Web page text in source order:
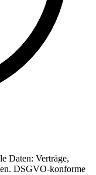
Daten: Verträge,
DSGVO-konforme